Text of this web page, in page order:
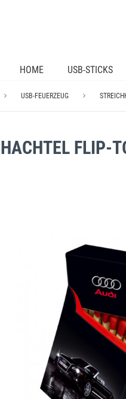
HOME USB-STICKS
USB-FEUERZEUG
FLIP-